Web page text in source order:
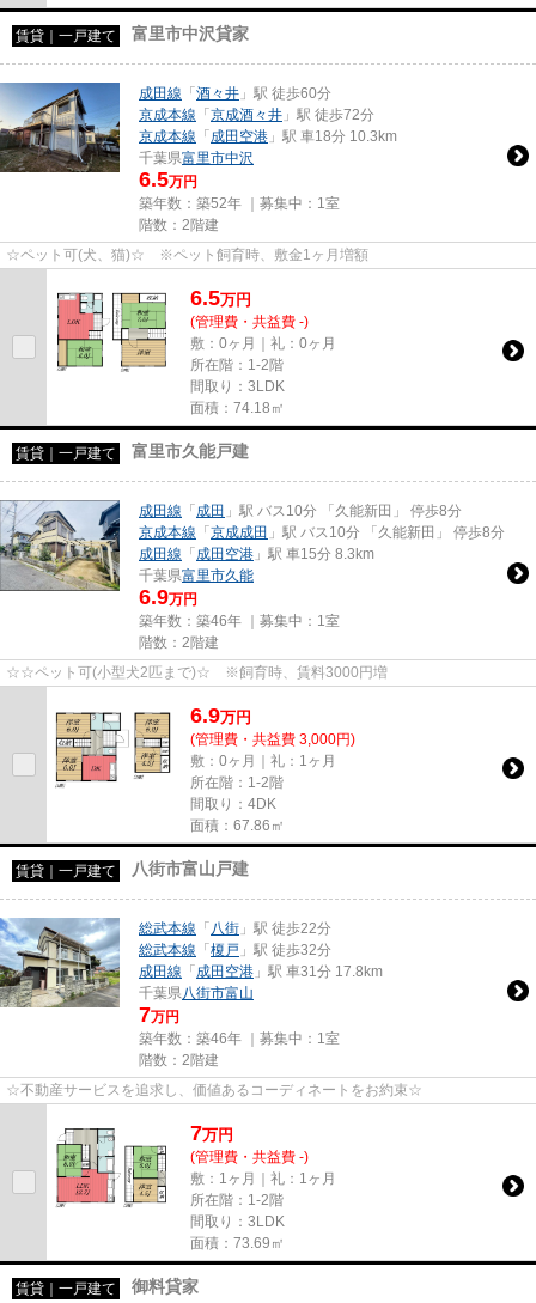
賃貸｜一戸建て 富里市中沢貸家
成田線 「酒々井 」駅 徒歩60分
京成本線 「京成酒々井 」駅 徒歩72分
京成本線 「成田空港 」駅 車18分 10.3km
千葉県富里市中沢
6.5万円
築年数：築52年 ｜募集中： 1室
階数：2階建
☆ペット可(犬、猫)☆ ※ペット飼育時、敷金1ヶ月増額
6.5万円
(管理費・共益費 -)
敷：0ヶ月｜礼：0ヶ月
所在階：1-2階
間取り：3LDK
面積：74.18㎡
賃貸｜一戸建て 富里市久能戸建
成田線 「成田 」駅 バス10分 「久能新田」 停歩8分
京成本線 「京成成田 」駅 バス10分 「久能新田」 停歩8分
成田線 「成田空港 」駅 車15分 8.3km
千葉県富里市久能
6.9万円
築年数：築46年 ｜募集中： 1室
階数：2階建
☆☆ペット可(小型犬2匹まで)☆ ※飼育時、賃料3000円増
6.9万円
(管理費・共益費 3,000円)
敷：0ヶ月｜礼：1ヶ月
所在階：1-2階
間取り：4DK
面積：67.86㎡
賃貸｜一戸建て 八街市富山戸建
総武本線 「 八街 」駅 徒歩22分
総武本線 「榎戸 」駅 徒歩32分
成田線 「成田空港 」駅 車31分 17.8km
千葉県 八街市富山
7万円
築年数：築46年 ｜募集中： 1室
階数：2階建
☆不動産サービスを追求し、価値あるコーディネートをお約束☆
7万円
(管理費・共益費 -)
敷：1ヶ月｜礼：1ヶ月
所在階：1-2階
間取り：3LDK
面積：73.69㎡
賃貸｜一戸建て 御料貸家